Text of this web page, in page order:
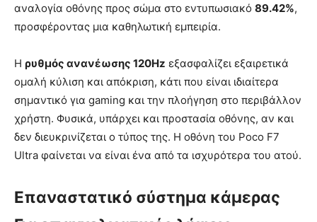
αναλογία οθόνης προς σώμα στο εντυπωσιακό 89.42%,
προσφέροντας μια καθηλωτική εμπειρία.
Η ρυθμός ανανέωσης 120Hz εξασφαλίζει εξαιρετικά
ομαλή κύλιση και απόκριση, κάτι που είναι ιδιαίτερα
σημαντικό για gaming και την πλοήγηση στο περιβάλλον
χρήστη. Φυσικά, υπάρχει και προστασία οθόνης, αν και
δεν διευκρινίζεται ο τύπος της. Η οθόνη του Poco F7
Ultra φαίνεται να είναι ένα από τα ισχυρότερα του ατού.
Επαναστατικό σύστημα κάμερας